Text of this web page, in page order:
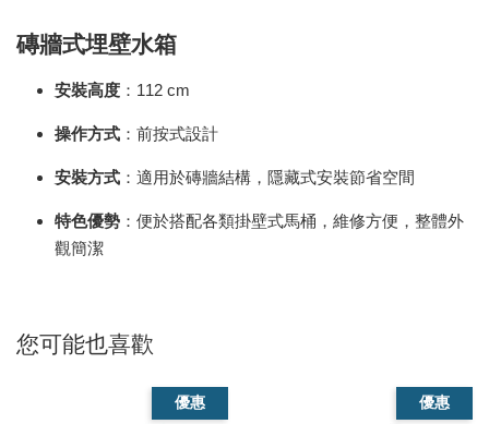
磚牆式埋壁水箱
安裝高度 ：112 cm
操作方式 ：前按式設計
安裝方式 ：適用於磚牆結構，隱藏式安裝節省空間
特色優勢 ：便於搭配各類掛壁式馬桶，維修方便，整體外
觀簡潔
您可能也喜歡
優惠 優惠